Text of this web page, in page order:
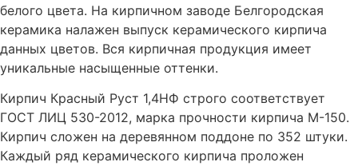
белого цвета. На кирпичном заводе Белгородская
керамика налажен выпуск керамического кирпича
данных цветов. Вся кирпичная продукция имеет
уникальные насыщенные оттенки.
Кирпич Красный Руст 1,4НФ строго соответствует
ГОСТ ЛИЦ 530-2012, марка прочности кирпича М-150.
Кирпич сложен на деревянном поддоне по 352 штуки.
Каждый ряд керамического кирпича проложен